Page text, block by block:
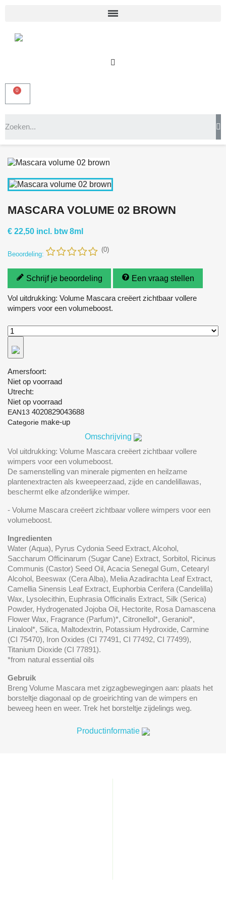
MASCARA VOLUME 02 BROWN
€ 22,50 incl. btw8ml
Beoordeling:
(0)
Schrijf je beoordeling Een vraag stellen
Vol uitdrukking: Volume Mascara creëert zichtbaar vollere
wimpers voor een volumeboost.
Amersfoort:
Niet op voorraad
Utrecht:
Niet op voorraad
EAN13 4020829043688
Categorie make-up
Omschrijving
Vol uitdrukking: Volume Mascara creëert zichtbaar vollere
wimpers voor een volumeboost.
De samenstelling van minerale pigmenten en heilzame
plantenextracten als kweepeerzaad, zijde en candelillawas,
beschermt elke afzonderlijke wimper.
- Volume Mascara creëert zichtbaar vollere wimpers voor een
volumeboost.
Ingredienten
Water (Aqua), Pyrus Cydonia Seed Extract, Alcohol,
Saccharum Officinarum (Sugar Cane) Extract, Sorbitol, Ricinus
Communis (Castor) Seed Oil, Acacia Senegal Gum, Cetearyl
Alcohol, Beeswax (Cera Alba), Melia Azadirachta Leaf Extract,
Camellia Sinensis Leaf Extract, Euphorbia Cerifera (Candelilla)
Wax, Lysolecithin, Euphrasia Officinalis Extract, Silk (Serica)
Powder, Hydrogenated Jojoba Oil, Hectorite, Rosa Damascena
Flower Wax, Fragrance (Parfum)*, Citronellol*, Geraniol*,
Linalool*, Silica, Maltodextrin, Potassium Hydroxide, Carmine
(CI 75470), Iron Oxides (CI 77491, CI 77492, CI 77499),
Titanium Dioxide (CI 77891).
*from natural essential oils
Gebruik
Breng Volume Mascara met zigzagbewegingen aan: plaats het
borsteltje diagonaal op de groeirichting van de wimpers en
beweeg heen en weer. Trek het borsteltje zijdelings weg.
Productinformatie